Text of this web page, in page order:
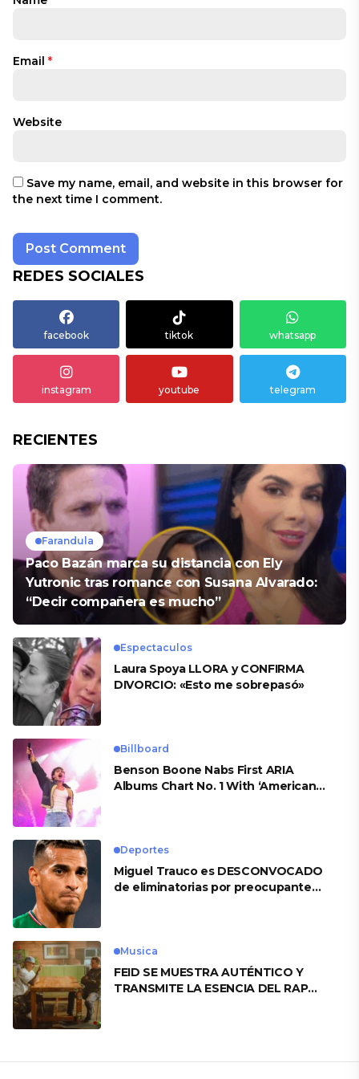
Email *
Website
Save my name, email, and website in this browser for
the next time I comment.
REDES SOCIALES
facebook tiktok whatsapp
instagram youtube telegram
RECIENTES
Farandula
Paco Bazán marca su distancia con Ely
Yutronic tras romance con Susana Alvarado:
“Decir compañera es mucho”
Espectaculos
Laura Spoya LLORA y CONFIRMA
DIVORCIO: «Esto me sobrepasó»
Billboard
Benson Boone Nabs First ARIA
Albums Chart No. 1 With ‘American
Deportes
Miguel Trauco es DESCONVOCADO
de eliminatorias por preocupante
Musica
FEID SE MUESTRA AUTÉNTICO Y
TRANSMITE LA ESENCIA DEL RAP